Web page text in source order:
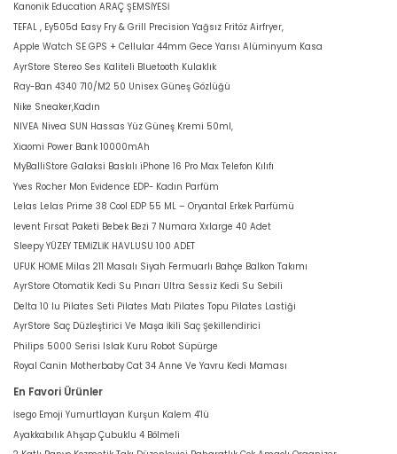
Kanonik Education ARAÇ ŞEMSİYESİ
TEFAL , Ey505d Easy Fry & Grill Precision Yağsız Fritöz Airfryer,
Apple Watch SE GPS + Cellular 44mm Gece Yarısı Alüminyum Kasa
AyrStore Stereo Ses Kaliteli Bluetooth Kulaklık
Ray-Ban 4340 710/M2 50 Unisex Güneş Gözlüğü
Nike Sneaker,Kadın
NIVEA Nivea SUN Hassas Yüz Güneş Kremi 50ml,
Xiaomi Power Bank 10000mAh
MyBalliStore Galaksi Baskılı iPhone 16 Pro Max Telefon Kılıfı
Yves Rocher Mon Evidence EDP- Kadın Parfüm
Lelas Lelas Prime 38 Cool EDP 55 ML – Oryantal Erkek Parfümü
levent Fırsat Paketi Bebek Bezi 7 Numara Xxlarge 40 Adet
Sleepy YÜZEY TEMİZLİK HAVLUSU 100 ADET
UFUK HOME Milas 211 Masalı Siyah Fermuarlı Bahçe Balkon Takımı
AyrStore Otomatik Kedi Su Pınarı Ultra Sessiz Kedi Su Sebili
Delta 10 lu Pilates Seti Pilates Matı Pilates Topu Pilates Lastiği
AyrStore Saç Düzleştirici Ve Maşa İkili Saç Şekillendirici
Philips 5000 Serisi Islak Kuru Robot Süpürge
Royal Canin Motherbaby Cat 34 Anne Ve Yavru Kedi Maması
En Favori Ürünler
İsego Emoji Yumurtlayan Kurşun Kalem 4'lü
Ayakkabılık Ahşap Çubuklu 4 Bölmeli